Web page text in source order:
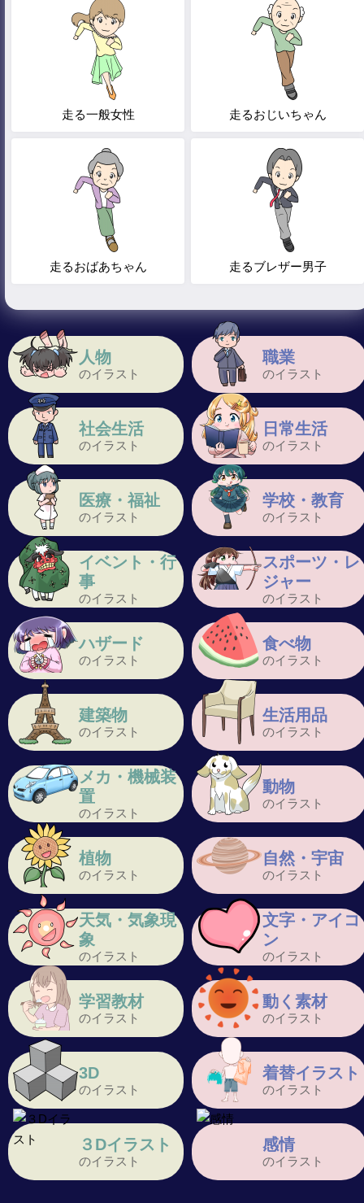
人物
のイラスト
職業
のイラスト
社会生活
のイラスト
日常生活
のイラスト
医療・福祉
のイラスト
学校・教育
のイラスト
イベント・行
事
のイラスト
スポーツ・レ
ジャー
のイラスト
ハザード
のイラスト
食べ物
のイラスト
建築物
のイラスト
生活用品
のイラスト
メカ・機械装
置
のイラスト
動物
のイラスト
植物
のイラスト
自然・宇宙
のイラスト
天気・気象現
象
のイラスト
文字・アイコ
ン
のイラスト
学習教材
のイラスト
動く素材
のイラスト
3D
のイラスト
着替イラスト
のイラスト
３Dイラスト
のイラスト
感情
のイラスト
走る一般女性 走るおじいちゃん
走るおばあちゃん 走るブレザー男子